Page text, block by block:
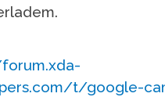
t/google-